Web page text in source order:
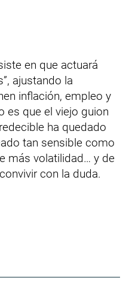
en que actuará
ajustando la
inflación, empleo y
es que el viejo guion
ha quedado
tan sensible como
más volatilidad… y de
con la duda.